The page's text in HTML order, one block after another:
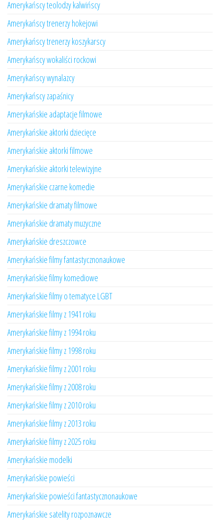
Amerykańscy teolodzy kalwińscy
Amerykańscy trenerzy hokejowi
Amerykańscy trenerzy koszykarscy
Amerykańscy wokaliści rockowi
Amerykańscy wynalazcy
Amerykańscy zapaśnicy
Amerykańskie adaptacje filmowe
Amerykańskie aktorki dziecięce
Amerykańskie aktorki filmowe
Amerykańskie aktorki telewizyjne
Amerykańskie czarne komedie
Amerykańskie dramaty filmowe
Amerykańskie dramaty muzyczne
Amerykańskie dreszczowce
Amerykańskie filmy fantastycznonaukowe
Amerykańskie filmy komediowe
Amerykańskie filmy o tematyce LGBT
Amerykańskie filmy z 1941 roku
Amerykańskie filmy z 1994 roku
Amerykańskie filmy z 1998 roku
Amerykańskie filmy z 2001 roku
Amerykańskie filmy z 2008 roku
Amerykańskie filmy z 2010 roku
Amerykańskie filmy z 2013 roku
Amerykańskie filmy z 2025 roku
Amerykańskie modelki
Amerykańskie powieści
Amerykańskie powieści fantastycznonaukowe
Amerykańskie satelity rozpoznawcze